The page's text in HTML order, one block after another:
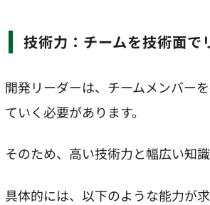
技術力：チームを技術面で
開発リーダーは、チームメンバー
ていく必要があります。
そのため、高い技術力と幅広い知識
具体的には、以下のような能力が求